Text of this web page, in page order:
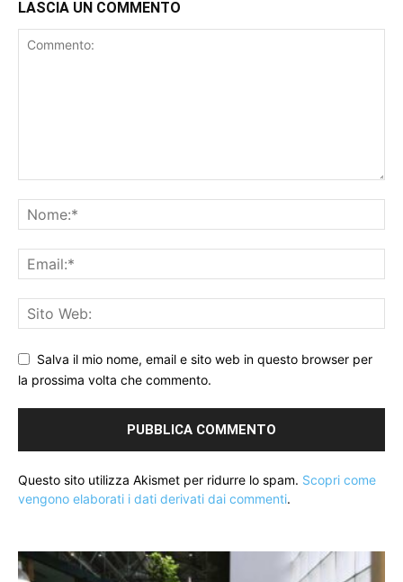
LASCIA UN COMMENTO
Salva il mio nome, email e sito web in questo browser per
la prossima volta che commento.
Questo sito utilizza Akismet per ridurre lo spam. Scopri come
vengono elaborati i dati derivati dai commenti.